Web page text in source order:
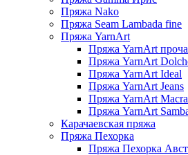
Пряжа Nako
Пряжа Seam Lambada fine
Пряжа YarnArt
Пряжа YarnArt
Пряжа YarnArt
Пряжа YarnArt Ideal
Пряжа YarnArt Jeans
Пряжа YarnArt
Пряжа YarnArt
Карачаевская пряжа
Пряжа Пехорка
Пряжа Пехорка